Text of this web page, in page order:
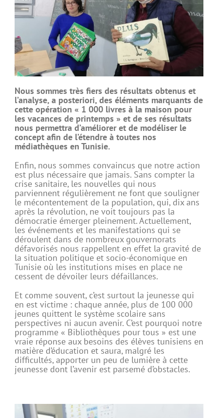
Nous sommes très fiers des résultats obtenus et
l’analyse, a posteriori, des éléments marquants de
cette opération « 1 000 livres à la maison pour
les vacances de printemps » et de ses résultats
nous permettra d’améliorer et de modéliser le
concept afin de l’étendre à toutes nos
médiathèques en Tunisie.
Enfin, nous sommes convaincus que notre action
est plus nécessaire que jamais. Sans compter la
crise sanitaire, les nouvelles qui nous
parviennent régulièrement ne font que souligner
le mécontentement de la population, qui, dix ans
après la révolution, ne voit toujours pas la
démocratie émerger pleinement. Actuellement,
les événements et les manifestations qui se
déroulent dans de nombreux gouvernorats
défavorisés nous rappellent en effet la gravité de
la situation politique et socio-économique en
Tunisie où les institutions mises en place ne
cessent de dévoiler leurs défaillances.
Et comme souvent, c’est surtout la jeunesse qui
en est victime : chaque année, plus de 100 000
jeunes quittent le système scolaire sans
perspectives ni aucun avenir. C’est pourquoi notre
programme « Bibliothèques pour tous » est une
vraie réponse aux besoins des élèves tunisiens en
matière d’éducation et saura, malgré les
difficultés, apporter un peu de lumière à cette
jeunesse dont l’avenir est parsemé d’obstacles.